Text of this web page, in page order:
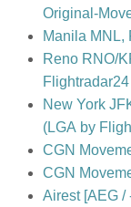
Original-
Manila MNL,
Reno RNO/
Flightradar24
New York
(LGA by
CGN
CGN
Airest [AEG /